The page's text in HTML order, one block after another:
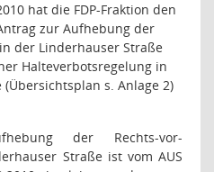
hat die FDP-Fraktion den
zur Aufhebung der
der Linderhauser Straße
Halteverbotsregelung in
s. Anlage 2)
der Rechts-vor-
Straße ist vom AUS